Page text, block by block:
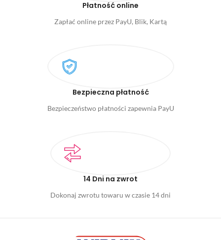
Płatność online
Zapłać online przez PayU, Blik, Kartą
Bezpieczna płatność
Bezpieczeństwo płatności zapewnia PayU
14 Dni na zwrot
Dokonaj zwrotu towaru w czasie 14 dni